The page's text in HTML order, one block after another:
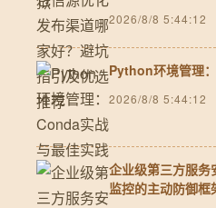
2026/8/8 5:44:12
Python环境管理
2026/8/8 5:44:12
企业级第三方服务
监控的主动防御框